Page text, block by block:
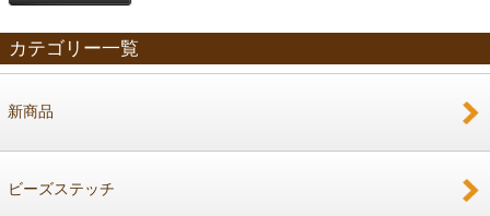
カテゴリー一覧
新商品
ビーズステッチ